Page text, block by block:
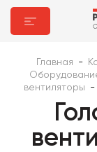
Главная -
вентиляторы
-